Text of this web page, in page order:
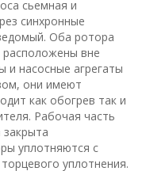
сьемная и
синхронные
Оба ротора
вне
и насосные агрегаты
они имеют
как обогрев так и
Рабочая часть
закрыта
уплотняются с
уплотнения.